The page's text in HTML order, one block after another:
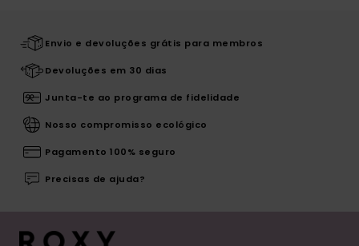
Envio e devoluções grátis para membros
Devoluções em 30 dias
Junta-te ao programa de fidelidade
Nosso compromisso ecológico
Pagamento 100% seguro
Precisas de ajuda?